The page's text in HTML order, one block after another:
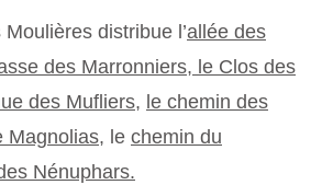
distribue l’allée des
des Marronniers, le Clos des
des Mufliers, le chemin des
Magnolias, le chemin du
Nénuphars.